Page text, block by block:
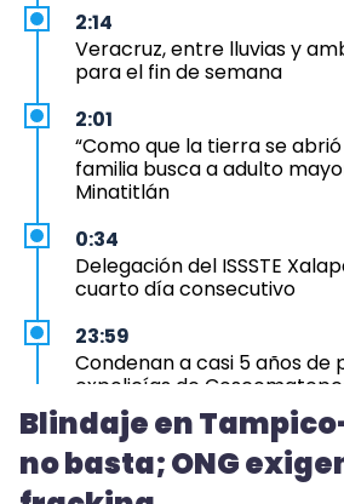
2:14
Veracruz, entre lluvias y
para el fin de semana
2:01
“Como que la tierra se
familia busca a adulto
Minatitlán
0:34
Delegación del ISSSTE
cuarto día consecutivo
23:59
Condenan a casi 5 años de
expolicías de
23:12
Aprueba Congreso
Procedencia en contra de
Blindaje en
no basta; ONG